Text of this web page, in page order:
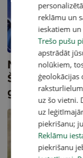
Šūmahera
gada drāma
reklāmu un
ieskatiem
Trešo pušu
apstrādāt
nolūkiem,
ģeolokācijas
uz šo vietni.
uz
piekrišanu;
Reklāmu
piekrišanu